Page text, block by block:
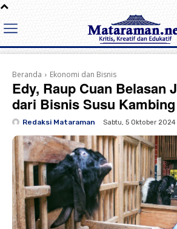
Beranda Ekonomi dan Bisnis
Edy, Raup Cuan Belasan
dari Bisnis Susu
Redaksi Mataraman Sabtu, 5 Oktober 2024